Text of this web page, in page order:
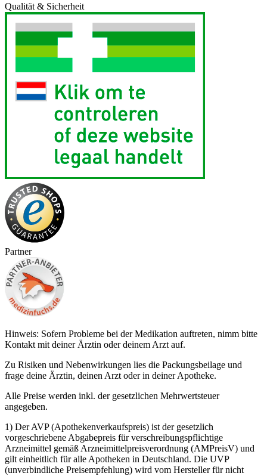
Qualität & Sicherheit
Partner
Hinweis: Sofern Probleme bei der Medikation auftreten, nimm bitte
Kontakt mit deiner Ärztin oder deinem Arzt auf.
Zu Risiken und Nebenwirkungen lies die Packungsbeilage und
frage deine Ärztin, deinen Arzt oder in deiner Apotheke.
Alle Preise werden inkl. der gesetzlichen Mehrwertsteuer
angegeben.
1) Der AVP (Apothekenverkaufspreis) ist der gesetzlich
vorgeschriebene Abgabepreis für verschreibungspflichtige
Arzneimittel gemäß Arzneimittelpreisverordnung (AMPreisV) und
gilt einheitlich für alle Apotheken in Deutschland. Die UVP
(unverbindliche Preisempfehlung) wird vom Hersteller für nicht